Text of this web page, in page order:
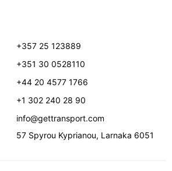
+357 25 123889
+351 30 0528110
+44 20 4577 1766
+1 302 240 28 90
info@gettransport.com
57 Spyrou Kyprianou, Larnaka 6051